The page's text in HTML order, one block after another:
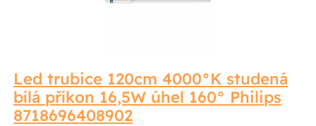
Led trubice 120cm 4000°K studená
bílá příkon 16,5W úhel 160° Philips
8718696408902